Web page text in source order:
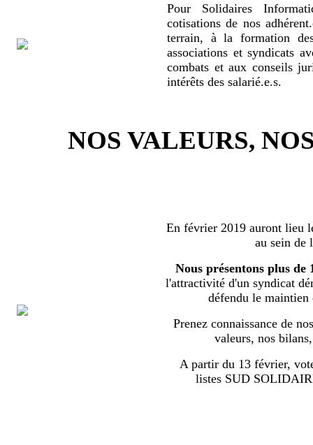
Pour Solidaires
cotisations de nos
terrain, à la formation
associations et syndicats
combats et aux conseils
intérêts des salarié.e.s.
NOS VALEURS,
En février 2019 auront lieu
au sein de
Nous présentons plus de
l'attractivité d'un syndicat
défendu le maintien
Prenez connaissance de
valeurs, nos
A partir du 13 février,
listes SUD